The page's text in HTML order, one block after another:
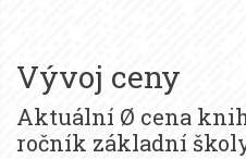
Vývoj ceny
Aktuální Ø cena
ročník základní